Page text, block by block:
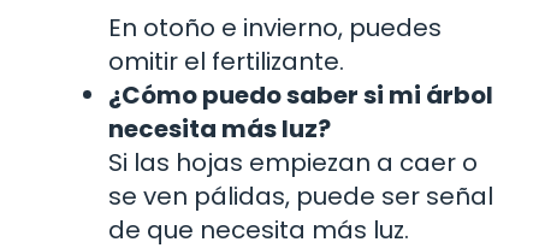
En otoño e invierno, puedes
omitir el fertilizante.
¿Cómo puedo saber si mi árbol
necesita más luz?
Si las hojas empiezan a caer o
se ven pálidas, puede ser señal
de que necesita más luz.